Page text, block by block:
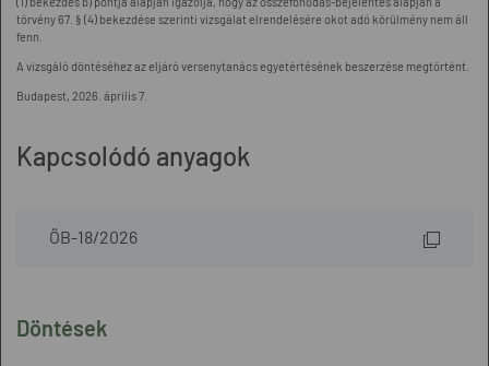
Döntések
törvény 67. § (4) bekezdése szerinti vizsgálat elrendelésére okot adó körülmény nem áll
fenn.
A vizsgáló döntéséhez az eljáró versenytanács egyetértésének beszerzése megtörtént.
Budapest, 2026. április 7.
Kapcsolódó anyagok
ÖB-18/2026